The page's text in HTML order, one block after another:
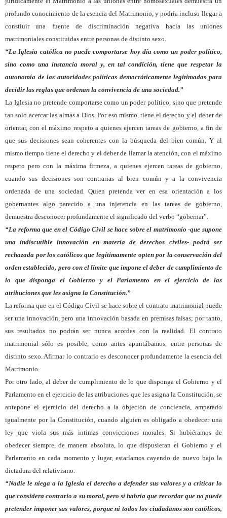
profundo conocimiento de la esencia del Matrimonio, y podría incluso llegar a
constiuir una fuente de discriminación negativa hacia las uniones
matrimoniales constituidas entre personas de distinto sexo.
“La Iglesia católica no puede comportarse hoy día como un poder político,
sino como una instancia moral y, en tal condición, tiene que respetar la
autonomía de las autoridades políticas democráticamente legitimadas para
decidir las reglas que ordenan la convivencia de una sociedad.”
La Iglesia no pretende comportarse como un poder político, sino que pretende
tan solo acercar las almas a Dios. Por eso mismo, tiene el derecho y el deber de
orientar, con el máximo respeto a quienes ejercen tareas de gobierno, a fin de
que sus decisiones sean coherentes con la búsqueda del bien común. Y al
mismo tiempo tiene el derecho y el deber de llamar la atención, con el máximo
respeto pero con la máxima firmeza, a quienes ejercen tareas de gobierno,
cuando sus decisiones son contrarias al bien común y a la convivencia
ordenada de una sociedad. Quien pretenda ver en esa orientación a los
gobernantes algo parecido a una injerencia en las tareas de gobierno,
demuestra desconocer profundamente el significado del verbo “gobernar”.
“La reforma que en el Código Civil se hace sobre el matrimonio -que supone
una indiscutible innovación en materia de derechos civiles- podrá ser
rechazada por los católicos que legítimamente opten por la conservación del
orden establecido, pero con el límite que impone el deber de cumplimiento de
lo que disponga el Gobierno y el Parlamento en el ejercicio de las
atribuciones que les asigna la Constitución.”
La reforma que en el Código Civil se hace sobre el contrato matrimonial puede
ser una innovación, pero una innovación basada en premisas falsas; por tanto,
sus resultados no podrán ser nunca acordes con la realidad. El contrato
matrimonial sólo es posible, como antes apuntábamos, entre personas de
distinto sexo. Afirmar lo contrario es desconocer profundamente la esencia del
Matrimonio.
Por otro lado, al deber de cumplimiento de lo que disponga el Gobierno y el
Parlamento en el ejercicio de las atribuciones que les asigna la Constitución, se
antepone el ejercicio del derecho a la objeción de conciencia, amparado
igualmente por la Constitución, cuando alguien es obligado a obedecer una
ley que viola sus más intimas convicciones morales. Si hubiéramos de
obedecer siempre, de manera absoluta, lo que dispusieran el Gobierno y el
Parlamento en cada momento y lugar, estaríamos cayendo de nuevo bajo la
dictadura del relativismo.
“Nadie le niega a la Iglesia el derecho a defender sus valores y a criticar lo
que considera contrario a su moral, pero sí habría que recordar que no puede
pretender imponer sus valores, porque ni todos los ciudadanos son católicos,